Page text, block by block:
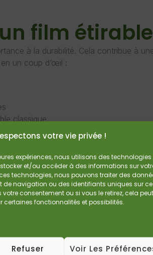
votre vie privée !
expériences, nous utilisons des technologies
et/ou accéder à des informations sur
technologies, nous pouvons traiter des
de navigation ou des identifiants uniques sur ce
consentement ou si vous le retirez, cela peut
fonctionnalités et possibilités.
Refuser Voir Les
film
à la durabilité. Cela contribue à
un coup d’œil :
classique
responsable tout en investissant
même la qualité de notre film
gratuit et découvrez quel film
vos applications.
Un Échantillon Gratuit